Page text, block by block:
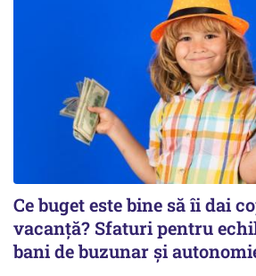
Ce buget este bine să îi dai
vacanță? Sfaturi pentru
bani de buzunar și